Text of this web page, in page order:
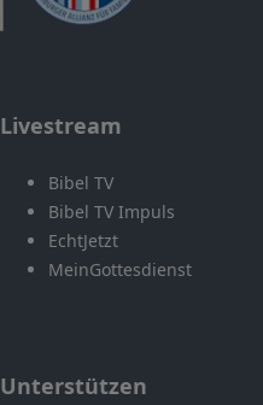
Livestream
Bibel TV
Bibel TV Impuls
EchtJetzt
MeinGottesdienst
Unterstützen